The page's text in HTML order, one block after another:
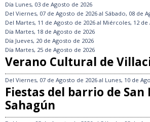
Día Lunes, 03 de Agosto de 2026
Del Viernes, 07 de Agosto de 2026 al Sábado, 08 de
Del Martes, 11 de Agosto de 2026 al Miércoles, 12 de
Día Martes, 18 de Agosto de 2026
Día Jueves, 20 de Agosto de 2026
Día Martes, 25 de Agosto de 2026
Verano Cultural de
Del Viernes, 07 de Agosto de 2026 al Lunes, 10 de
Fiestas del barrio de San
Sahagún